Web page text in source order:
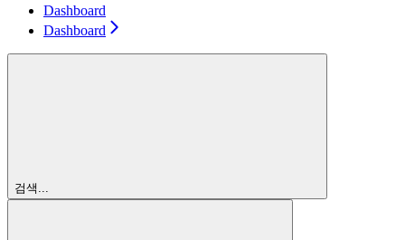
Dashboard
Dashboard
검색...